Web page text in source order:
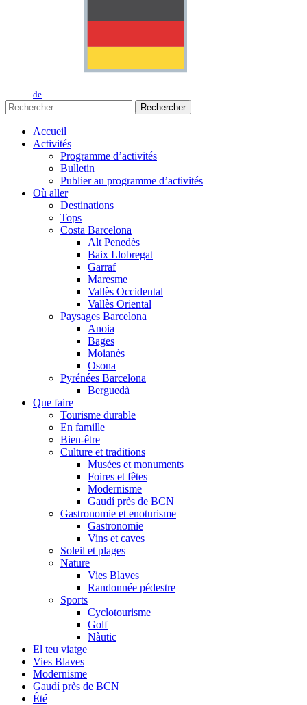
de
Rechercher
Accueil
Activités
Programme d’activités
Bulletin
Publier au programme d’activités
Où aller
Destinations
Tops
Costa Barcelona
Alt Penedès
Baix Llobregat
Garraf
Maresme
Vallès Occidental
Vallès Oriental
Paysages Barcelona
Anoia
Bages
Moianès
Osona
Pyrénées Barcelona
Berguedà
Que faire
Tourisme durable
En famille
Bien-être
Culture et traditions
Musées et monuments
Foires et fêtes
Modernisme
Gaudí près de BCN
Gastronomie et enoturisme
Gastronomie
Vins et caves
Soleil et plages
Nature
Vies Blaves
Randonnée pédestre
Sports
Cyclotourisme
Golf
Nàutic
El teu viatge
Vies Blaves
Modernisme
Gaudí près de BCN
Été